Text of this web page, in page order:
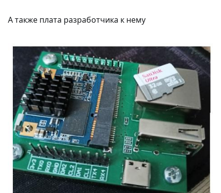
А также плата разработчика к нему